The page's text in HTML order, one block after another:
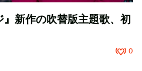
新作の吹替版主題歌、初
0